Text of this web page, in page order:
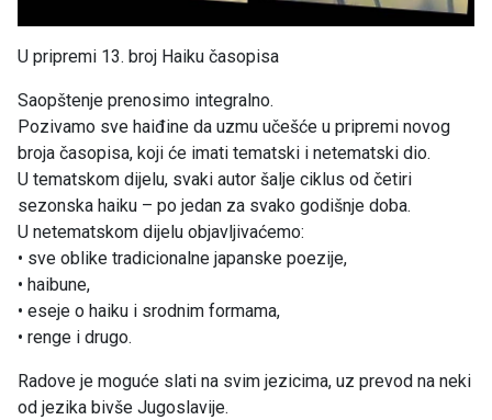
U pripremi 13. broj Haiku časopisa
Saopštenje prenosimo integralno.
Pozivamo sve haiđine da uzmu učešće u pripremi novog
broja časopisa, koji će imati tematski i netematski dio.
U tematskom dijelu, svaki autor šalje ciklus od četiri
sezonska haiku – po jedan za svako godišnje doba.
U netematskom dijelu objavljivaćemo:
• sve oblike tradicionalne japanske poezije,
• haibune,
• eseje o haiku i srodnim formama,
• renge i drugo.
Radove je moguće slati na svim jezicima, uz prevod na neki
od jezika bivše Jugoslavije.